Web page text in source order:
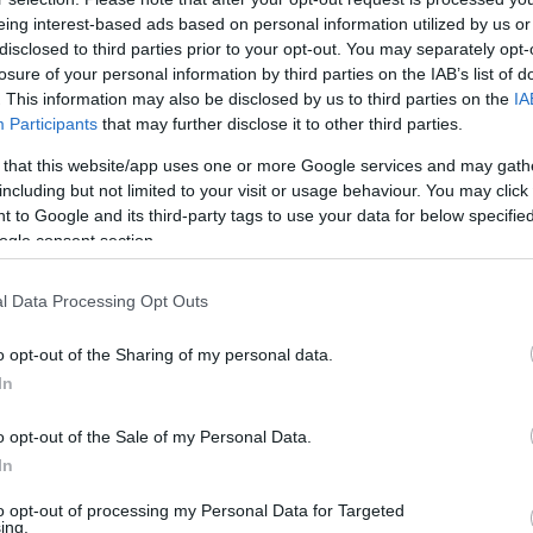
interest-based ads based on personal information utilized by us
to third parties prior to your opt-out. You may separately
of your personal information by third parties on the IAB’s list of
This information may also be disclosed by us to third parties on the
Participants that may further disclose it to other third parties.
that this website/app uses one or more Google services and may
but not limited to your visit or usage behaviour. You may
to Google and its third-party tags to use your data for below
consent section.
Data Processing Opt Outs
opt-out of the Sharing of my personal data.
opt-out of the Sale of my Personal Data.
opt-out of processing my Personal Data for Targeted
javasolta jóváhagyásra a szenátoroknak. Viktor Sudegov
a volt ellenségek kulturális értékeit Oroszországban tartja a
egyházi javakkal kivételt tesz).
magyar miniszterelnök tavaly februárban elvben megállapodott
határozatban nyilvánította ki, hogy Magyarország soron
folytán orosz területről került oda. Sudugov
könyvtárnak a kötetek tárolásáért-gondozásáért a
egymillió dolláros magyar adomány segíti továbbá két
alatt.
könyvek visszaadásról szóló hírt. A könyvtár
szükség esetén restaurálják, és bemutatják a
és dokumentumot szállítottak el a Sárospataki Kollégium
el a második világháború végén, s a bankok feljegyzései